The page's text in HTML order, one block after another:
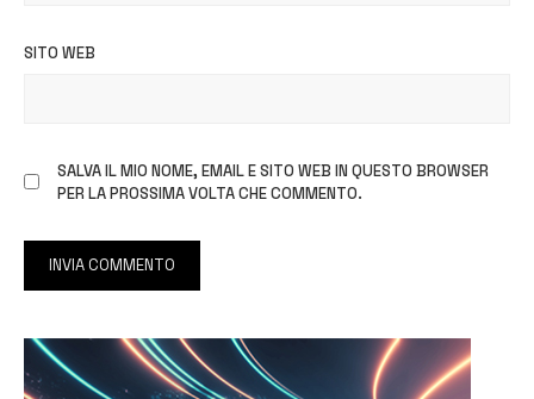
SITO WEB
SALVA IL MIO NOME, EMAIL E SITO WEB IN QUESTO BROWSER
PER LA PROSSIMA VOLTA CHE COMMENTO.